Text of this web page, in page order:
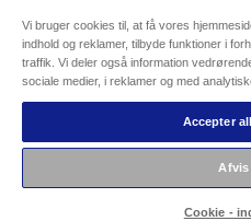
Kontakt os
Oplysninger
Epsons
Copyright ©
Vi bruger cookies til, at få vores
indhold og reklamer, tilbyde funktioner i
traffik. Vi deler også information
sociale medier, i reklamer og med
Accepter
Afvis
Cookie -